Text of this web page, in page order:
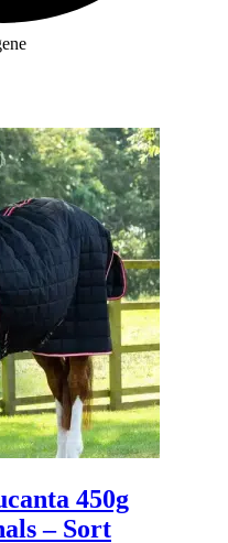
450g
– Sort